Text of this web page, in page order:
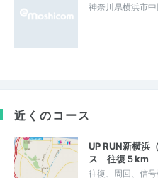
神奈川県横浜市
近くのコース
UP RUN新横浜
ス 往復５km
往復、周回、信